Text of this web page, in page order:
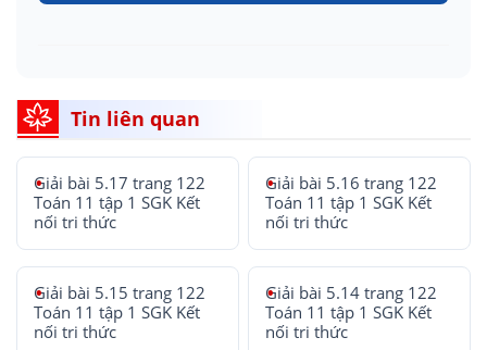
Tin liên quan
Giải bài 5.17 trang 122
Toán 11 tập 1 SGK Kết
nối tri thức
Giải bài 5.16 trang 122
Toán 11 tập 1 SGK Kết
nối tri thức
Giải bài 5.15 trang 122
Toán 11 tập 1 SGK Kết
nối tri thức
Giải bài 5.14 trang 122
Toán 11 tập 1 SGK Kết
nối tri thức